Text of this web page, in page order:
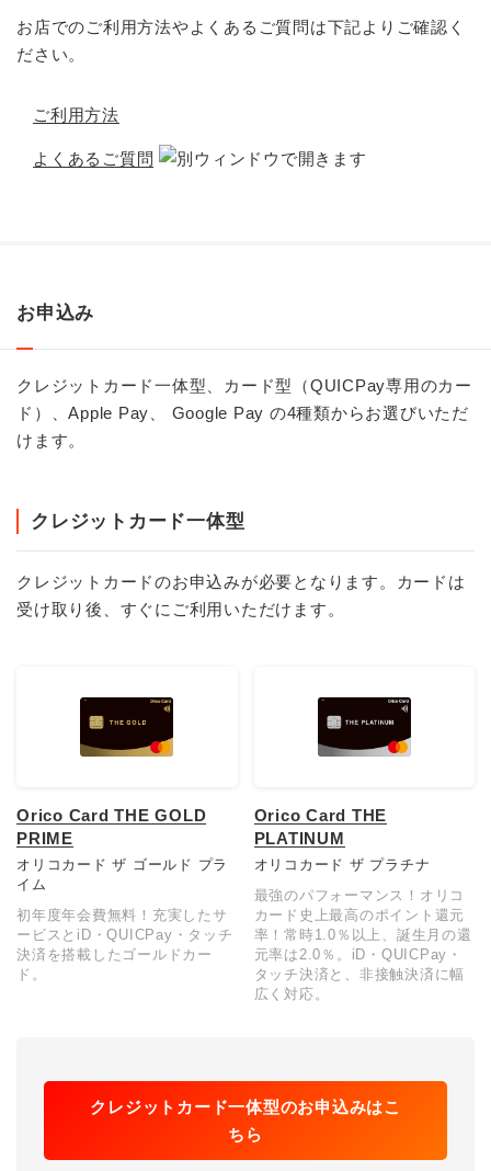
お店でのご利用方法やよくあるご質問は下記よりご確認く
ださい。
ご利用方法
よくあるご質問
お申込み
クレジットカード一体型、カード型（QUICPay専用のカー
ド）、Apple Pay、 Google Pay の4種類からお選びいただ
けます。
クレジットカード一体型
クレジットカードのお申込みが必要となります。カードは
受け取り後、すぐにご利用いただけます。
Orico Card THE GOLD
PRIME
オリコカード ザ ゴールド プラ
イム
初年度年会費無料！充実したサ
ービスとiD・QUICPay・タッチ
決済を搭載したゴールドカー
ド。
Orico Card THE
PLATINUM
オリコカード ザ プラチナ
最強のパフォーマンス！オリコ
カード史上最高のポイント還元
率！常時1.0％以上、誕生月の還
元率は2.0％。iD・QUICPay・
タッチ決済と、非接触決済に幅
広く対応。
クレジットカード一体型のお申込みはこ
ちら